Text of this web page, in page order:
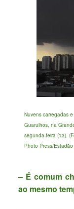
Nuvens carregadas
Guarulhos, na
segunda-feira (13).
Photo Press/
– É comum
ao mesmo